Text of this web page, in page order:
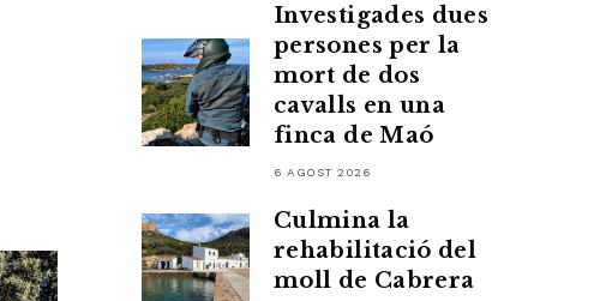
Investigades dues
persones per la
mort de dos
cavalls en una
finca de Maó
6 AGOST 2026
Culmina la
rehabilitació del
moll de Cabrera